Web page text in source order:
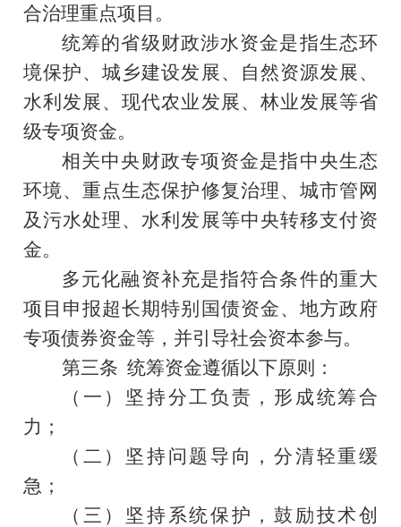
合治理重点项目。
统筹的省级财政涉水资金是指生态环
境保护、城乡建设发展、自然资源发展、
水利发展、现代农业发展、林业发展等省
级专项资金。
相关中央财政专项资金是指中央生态
环境、重点生态保护修复治理、城市管网
及污水处理、水利发展等中央转移支付资
金。
多元化融资补充是指符合条件的重大
项目申报超长期特别国债资金、地方政府
专项债券资金等，并引导社会资本参与。
第三条 统筹资金遵循以下原则：
（一）坚持分工负责，形成统筹合
力；
（二）坚持问题导向，分清轻重缓
急；
（三）坚持系统保护，鼓励技术创